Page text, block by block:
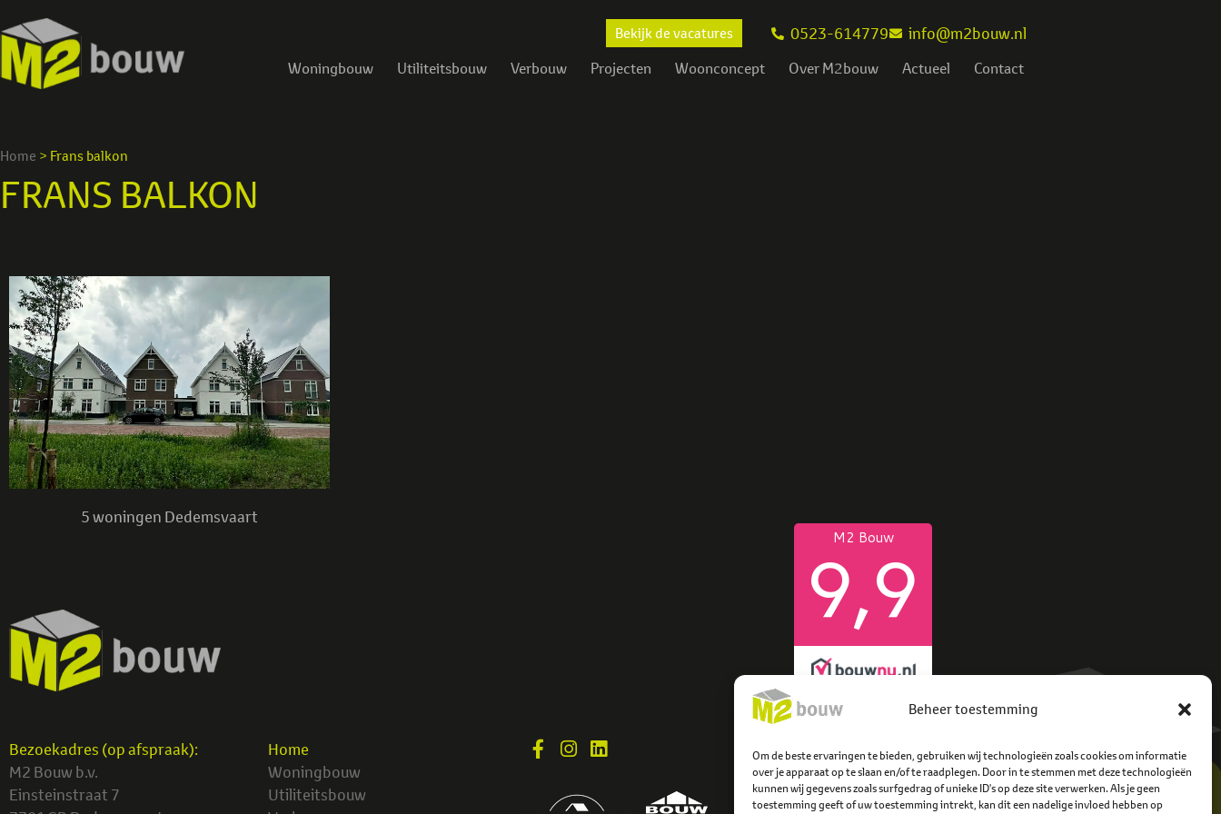
Beheer toestemming
Om de beste ervaringen te bieden, gebruiken wij technologieën zoals cookies om informatie
over je apparaat op te slaan en/of te raadplegen. Door in te stemmen met deze technologieën
kunnen wij gegevens zoals surfgedrag of unieke ID's op deze site verwerken. Als je geen
toestemming geeft of uw toestemming intrekt, kan dit een nadelige invloed hebben op
Bekijk de vacatures 0523-614779 info@m2bouw.nl
Woningbouw Utiliteitsbouw Verbouw Projecten Woonconcept Over M2bouw Actueel Contact
Home > Frans balkon
FRANS BALKON
5 woningen Dedemsvaart
Bezoekadres (op afspraak):
M2 Bouw b.v.
Einsteinstraat 7
Home
Woningbouw
Utiliteitsbouw